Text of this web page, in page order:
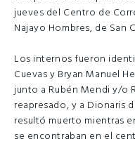
jueves del Centro de
Najayo Hombres, de San
Los internos fueron
Cuevas y Bryan Manuel
junto a Rubén Mendi y/o
reapresado, y a Dionaris
resultó muerto mientras
se encontraban en el